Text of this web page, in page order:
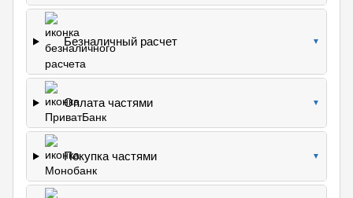
Безналичный расчет ▼
Оплата частями ▼
Покупка частями ▼